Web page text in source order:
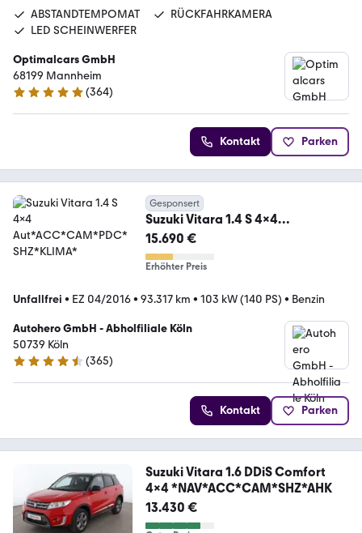
ABSTANDTEMPOMAT
RÜCKFAHRKAMERA
LED SCHEINWERFER
Optimalcars GmbH
68199 Mannheim
4.9 Sterne
(364)
Kontakt Parken
Gesponsert
Suzuki Vitara 1.4 S 4x4
Aut*ACC*CAM*PDC*SHZ*KLIMA*
15.690 €
Erhöhter Preis
Unfallfrei • EZ 04/2016• 93.317 km • 103 kW (140 PS) • Benzin
Autohero GmbH - Abholfiliale Köln
50739 Köln
4.6 Sterne
(365)
Kontakt Parken
Suzuki Vitara 1.6 DDiS Comfort
4x4 *NAV*ACC*CAM*SHZ*AHK
13.430 €